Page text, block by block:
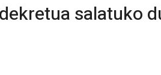
salatuko